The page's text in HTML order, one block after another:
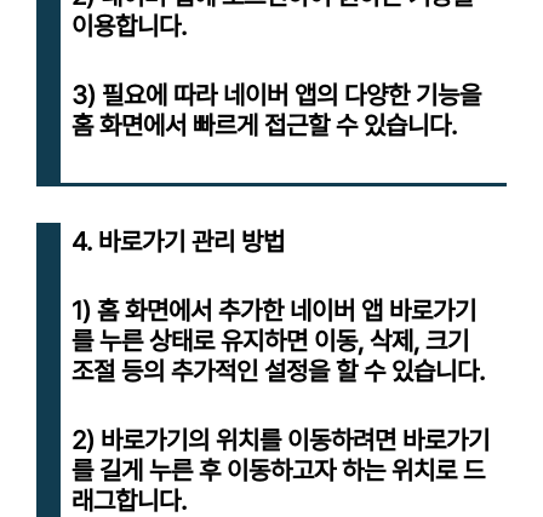
이용합니다.
3) 필요에 따라 네이버 앱의 다양한 기능을
홈 화면에서 빠르게 접근할 수 있습니다.
4. 바로가기 관리 방법
1) 홈 화면에서 추가한 네이버 앱 바로가기
를 누른 상태로 유지하면 이동, 삭제, 크기
조절 등의 추가적인 설정을 할 수 있습니다.
2) 바로가기의 위치를 이동하려면 바로가기
를 길게 누른 후 이동하고자 하는 위치로 드
래그합니다.